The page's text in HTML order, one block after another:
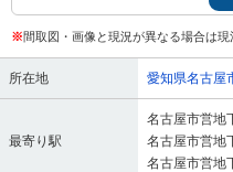
※間取図・画像と現況が異なる場合は現
所在地 愛知県名古屋
最寄り駅
名古屋市営地
名古屋市営地
名古屋市営地